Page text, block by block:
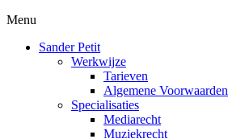
Menu
Sander Petit
Werkwijze
Tarieven
Algemene Voorwaarden
Specialisaties
Mediarecht
Muziekrecht